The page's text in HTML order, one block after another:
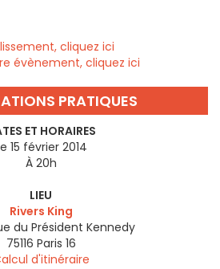
cliquez ici
évènement, cliquez ici
PRATIQUES
ET HORAIRES
15 février 2014
À 20h
LIEU
Rivers King
du Président Kennedy
75116 Paris 16
d'itinéraire